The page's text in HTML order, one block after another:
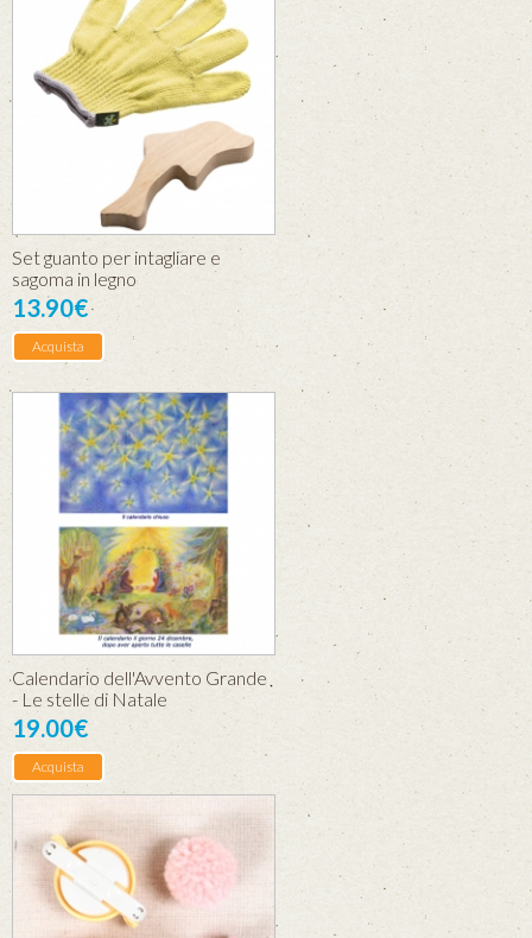
Set guanto per intagliare e
sagoma in legno
13.90€
Acquista
Calendario dell'Avvento Grande
- Le stelle di Natale
19.00€
Acquista